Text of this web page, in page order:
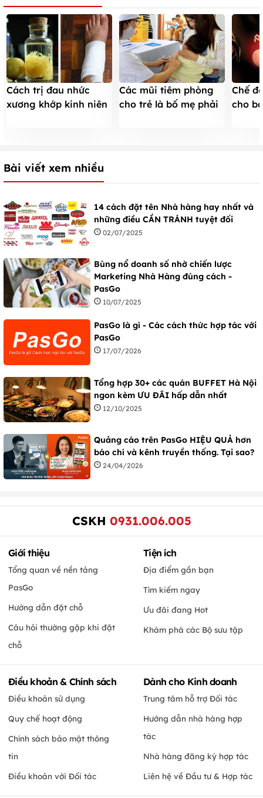
Cách trị đau nhức
xương khớp kinh niên
Các mũi tiêm phòng
cho trẻ là bố mẹ phải
Chế
cho
Bài viết xem nhiều
14 cách đặt tên Nhà hàng hay nhất và
những điều CẦN TRÁNH tuyệt đối
02/07/2025
Bùng nổ doanh số nhờ chiến lược
Marketing Nhà Hàng đúng cách -
PasGo
10/07/2025
PasGo là gì - Các cách thức hợp tác với
PasGo
17/07/2026
Tổng hợp 30+ các quán BUFFET Hà Nội
ngon kèm ƯU ĐÃI hấp dẫn nhất
12/10/2025
Quảng cáo trên PasGo HIỆU QUẢ hơn
báo chí và kênh truyền thống. Tại sao?
24/04/2026
CSKH 0931.006.005
Giới thiệu
Tổng quan về nền tảng
PasGo
Hướng dẫn đặt chỗ
Câu hỏi thường gặp khi đặt
chỗ
Tiện ích
Địa điểm gần bạn
Tìm kiếm ngay
Ưu đãi đang Hot
Khám phá các Bộ sưu tập
Điều khoản & Chính sách
Điều khoản sử dụng
Quy chế hoạt động
Chính sách bảo mật thông
tin
Điều khoản với Đối tác
Dành cho Kinh doanh
Trung tâm hỗ trợ Đối tác
Hướng dẫn nhà hàng hợp
tác
Nhà hàng đăng ký hợp tác
Liên hệ về Đầu tư & Hợp tác